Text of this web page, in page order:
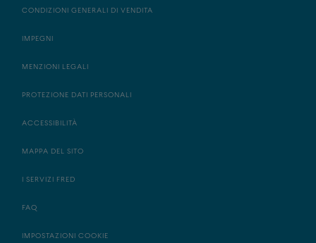
CONDIZIONI GENERALI DI VENDITA
IMPEGNI
MENZIONI LEGALI
PROTEZIONE DATI PERSONALI
ACCESSIBILITÀ
MAPPA DEL SITO
I SERVIZI FRED
FAQ
IMPOSTAZIONI COOKIE